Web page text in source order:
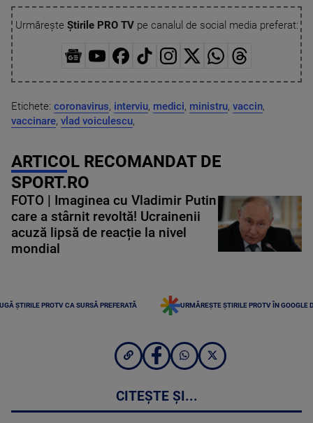
Urmărește Știrile PRO TVpe canalul de social media preferat:
Etichete: coronavirus, interviu, medici, ministru, vaccin,
vaccinare, vlad voiculescu,
ARTICOL RECOMANDAT DE
SPORT.RO
FOTO | Imaginea cu Vladimir Putin
care a stârnit revoltă! Ucrainenii
acuză lipsă de reacție la nivel
mondial
ȘTIRILE PROTV CA SURSĂ PREFERATĂ URMĂREȘTE ȘTIRILE PROTV ÎN GOOGLE
CITEȘTE ȘI...